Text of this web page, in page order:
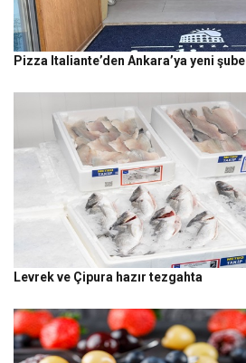
Pizza Italiante’den Ankara’ya yeni şube
Levrek ve Çipura hazır tezgahta